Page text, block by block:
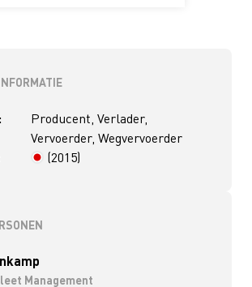
Producent, Verlader,
Vervoerder, Wegvervoerder
> 4 jaar
(2015)
Management